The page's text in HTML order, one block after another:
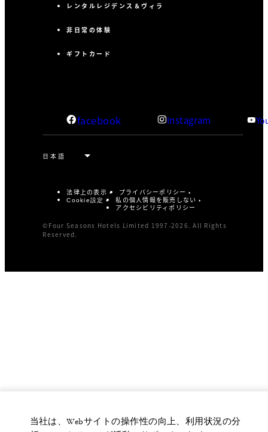
レンタルレジデンス＆ヴィラ
非日常の体験
ギフトカード
facebook Instagram
法律上の表示 プライバシーポリシー
Cookie設定
私の個人情報を販売しない
アクセシビリティポリシー
©Four Seasons Hotels Limited 1997-2026. All Rights
Reserved.
当社は、Webサイトの操作性の向上、利用状況の分